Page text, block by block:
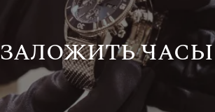
ЗАЛОЖИТЬ ЧАСЫ